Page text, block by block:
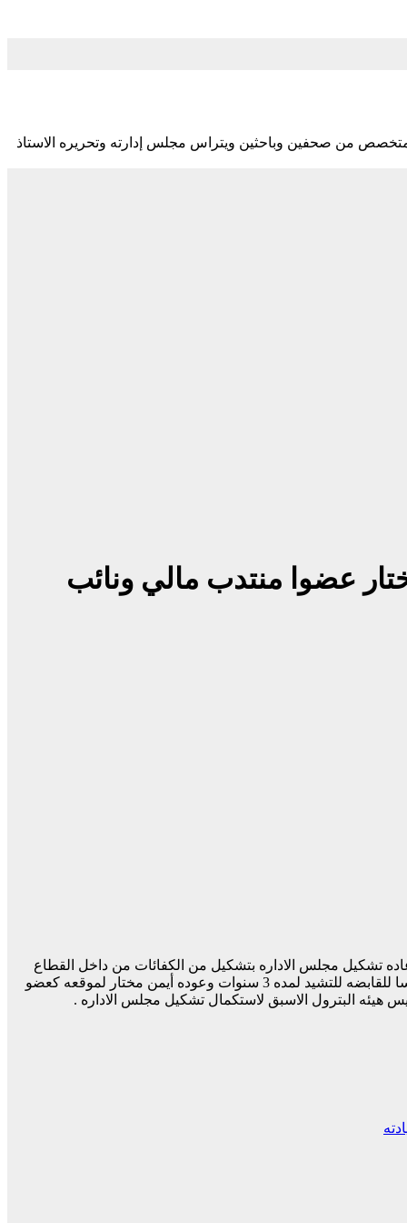
من صحفين وباحثين ويتراس مجلس إدارته وتحريره الاستاذ
عضوا منتدب مالي ونائب
تشكيل مجلس الاداره بتشكيل من الكفائات من داخل القطاع
وخارجه وعلمت البوابه بأنه تم الأستقرار علي تعين مهندسا من الكفائات صاحبه الارقام والنجاحات المميزه رئيس احدي الشركات التابعه رئيسا للقابضه للتشيد لمده 3 سنوات وعوده أيمن مختار لموقعه كعضو
هيئه البترول الاسبق لاستكمال تشكيل مجلس الاداره .